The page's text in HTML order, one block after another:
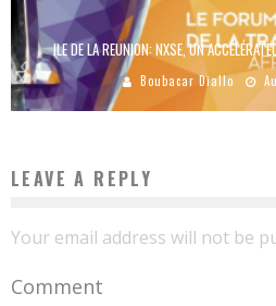
ILE DE LA REUNION: NXSE, UN
Boubacar Diallo
LEAVE A REPLY
Your email address will not be
Comment